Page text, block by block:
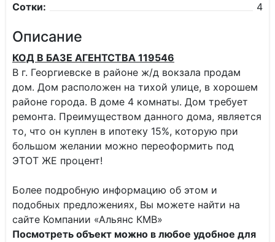
Сотки:
4
Описание
КОД В БАЗЕ АГЕНТСТВА 119546
В г. Георгиевске в районе ж/д вокзала продам
дом. Дом расположен на тихой улице, в хорошем
районе города. В доме 4 комнаты. Дом требует
ремонта. Преимуществом данного дома, является
то, что он куплен в ипотеку 15%, которую при
большом желании можно переоформить под
ЭТОТ ЖЕ процент!
Более подробную информацию об этом и
подобных предложениях, Вы можете найти на
сайте Компании «Альянс КМВ»
Посмотреть объект можно в любое удобное для